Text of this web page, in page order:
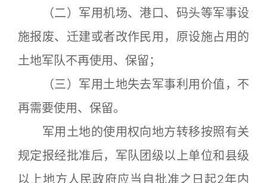
（二）军用机场、港口、码头等军事设
施报废、迁建或者改作民用，原设施占用的
土地军队不再使用、保留；
（三）军用土地失去军事利用价值，不
再需要使用、保留。
军用土地的使用权向地方转移按照有关
规定报经批准后，军队团级以上单位和县级
以上地方人民政府应当自批准之日起2年内